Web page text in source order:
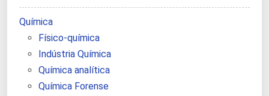
Química
Físico-química
Indústria Química
Química analítica
Química Forense